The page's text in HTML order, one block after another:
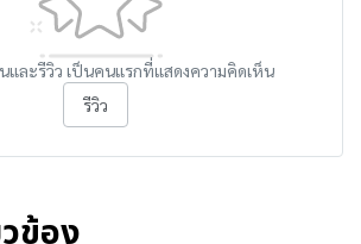
และรีวิว เป็นคนแรกที่แสดงความคิดเห็น
รีวิว
ข้อง